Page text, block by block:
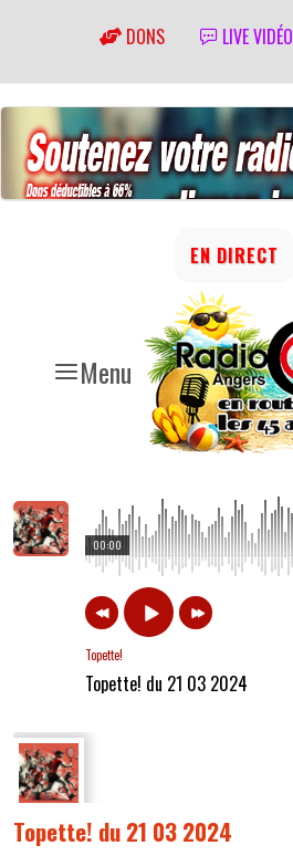
DONS LIVE VIDÉO
Menu
EN DIRECT
00:00
Topette!
Topette! du 21 03 2024
Topette! du 21 03 2024